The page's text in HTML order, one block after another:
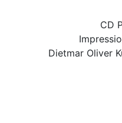
CD
Dietmar Oliver